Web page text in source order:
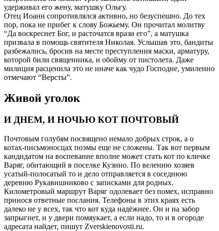
удерживал его жену, матушку Ольгу.
Отец Иоанн сопротивлялся активно, но безуспешно. До тех
пор, пока не прибег к слову Божьему. Он прочитал молитву
“Да воскреснет Бог, и расточатся врази его”, а матушка
призвала в помощь святителя Николая. Услышав это, бандиты
разбежались, бросив на месте преступления маски, арматуру,
которой били священника, и обойму от пистолета. Даже
милиция расценила это не иначе как чудо Господне, умиленно
отмечают “Версты”.
Живой уголок
И ДНЕМ, И НОЧЬЮ КОТ ПОЧТОВЫЙ
Почтовым голубям посвящено немало добрых строк, а о
котах-письмоносцах поэмы еще не сложены. Так вот первым
кандидатом на воспевание вполне может стать кот по кличке
Варяг, обитающий в поселке Кузино. По велению хозяев
усатый-полосатый то и дело отправляется в соседнюю
деревню Рукавишниково с записками для родных.
Километровый маршрут Варяг одолевает без помех, исправно
принося ответные послания. Телефоны в этих краях есть
далеко не у всех, так что кот куда надёжнее. Он и на забор
запрыгнет, и у двери помяукает, а если надо, то и в огороде
адресата найдет, пишут Zverskienovosti.ru.